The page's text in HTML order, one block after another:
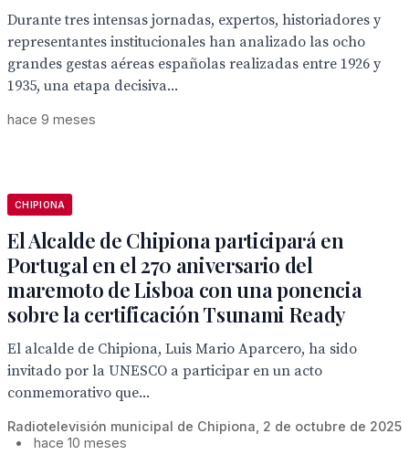
Durante tres intensas jornadas, expertos, historiadores y
representantes institucionales han analizado las ocho
grandes gestas aéreas españolas realizadas entre 1926 y
1935, una etapa decisiva...
hace 9 meses
CHIPIONA
El Alcalde de Chipiona participará en
Portugal en el 270 aniversario del
maremoto de Lisboa con una ponencia
sobre la certificación Tsunami Ready
El alcalde de Chipiona, Luis Mario Aparcero, ha sido
invitado por la UNESCO a participar en un acto
conmemorativo que...
Radiotelevisión municipal de Chipiona, 2 de octubre de 2025
•
hace 10 meses